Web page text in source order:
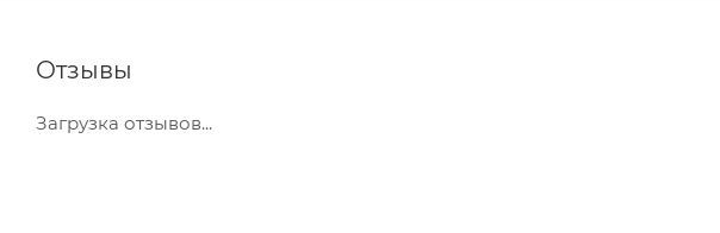
Отзывы
Загрузка отзывов...